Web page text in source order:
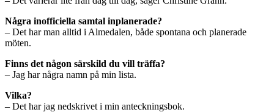
Några inofficiella samtal inplanerade?
– Det har man alltid i Almedalen, både spontana och planerade
möten.
Finns det någon särskild du vill träffa?
– Jag har några namn på min lista.
Vilka?
– Det har jag nedskrivet i min anteckningsbok.